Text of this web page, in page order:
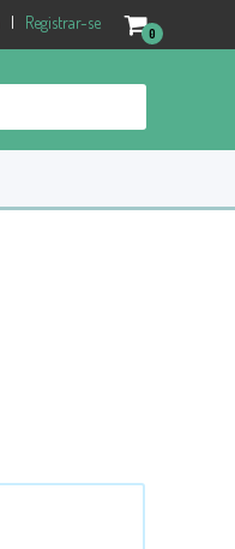
0
| Registrar-se